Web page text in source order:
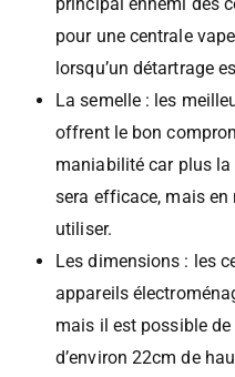
pour une centrale
lorsqu’un détartrage
La semelle : les
offrent le bon
maniabilité car plus la
sera efficace, mais
utiliser.
Les dimensions : les
appareils
mais il est possible
d’environ 22cm de